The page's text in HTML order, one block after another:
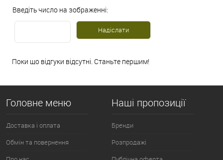
Введіть число на зображенні:
Поки що відгуки відсутні. Станьте першим!
Головне меню
Доставка і оплата
Обмін та повернення
Наші пропозиції
Бренди
Розпродажі